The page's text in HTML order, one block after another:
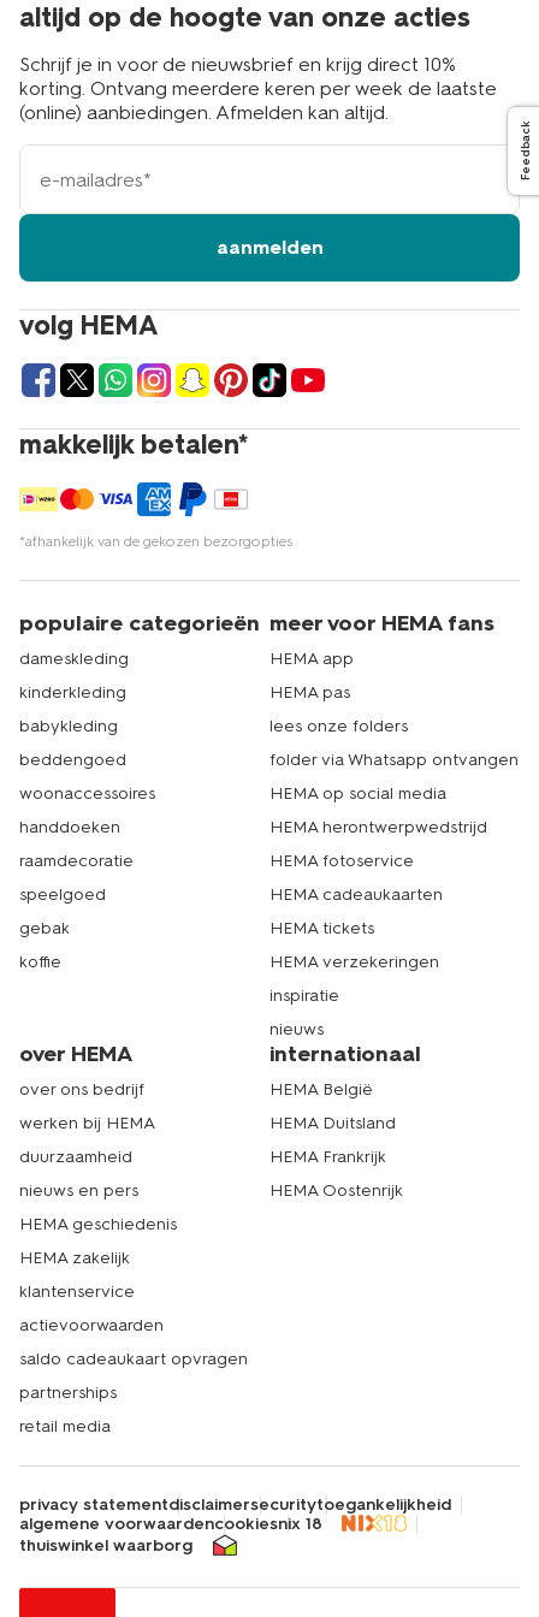
volg HEMA
makkelijk betalen*
*afhankelijk van de gekozen bezorgopties
altijd op de hoogte van onze acties
Schrijf je in voor de nieuwsbrief en krijg direct 10%
korting. Ontvang meerdere keren per week de laatste
(online) aanbiedingen. Afmelden kan altijd.
e-
mailadres
aanmelden
populaire categorieën
dameskleding
kinderkleding
babykleding
beddengoed
woonaccessoires
handdoeken
raamdecoratie
speelgoed
gebak
koffie
meer voor HEMA fans
HEMA app
HEMA pas
lees onze folders
folder via Whatsapp ontvangen
HEMA op social media
HEMA herontwerpwedstrijd
HEMA fotoservice
HEMA cadeaukaarten
HEMA tickets
HEMA verzekeringen
inspiratie
nieuws
over HEMA
over ons bedrijf
werken bij HEMA
duurzaamheid
nieuws en pers
HEMA geschiedenis
HEMA zakelijk
klantenservice
actievoorwaarden
saldo cadeaukaart opvragen
partnerships
retail media
internationaal
HEMA België
HEMA Duitsland
HEMA Frankrijk
HEMA Oostenrijk
privacy statementdisclaimersecuritytoegankelijkheid
algemene voorwaardencookiesnix 18
thuiswinkel waarborg
Feedback